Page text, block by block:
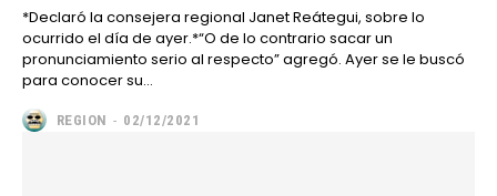
*Declaró la consejera regional Janet Reátegui, sobre lo
ocurrido el día de ayer.*“O de lo contrario sacar un
pronunciamiento serio al respecto” agregó. Ayer se le buscó
para conocer su...
REGION - 02/12/2021